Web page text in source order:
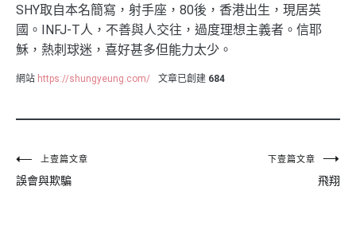
SHY取自本名簡寫，射手座，80後，香港出生，現居英
國。INFJ-T人，不善與人交往，過度理想主義者。信耶
穌，熱刺球迷，喜好甚多但能力太少。
網站 https://shungyeung.com/ 文章已創建 684
文
章
上壹篇文章
誤會與欺騙
下壹篇文章
飛翔